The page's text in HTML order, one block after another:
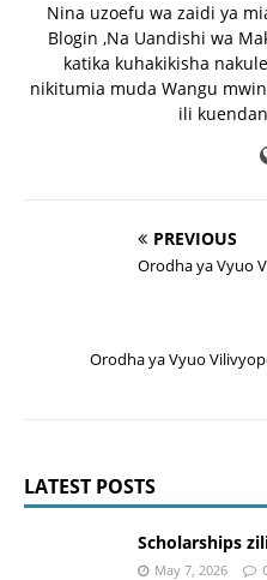
Nina uzoefu wa zaidi ya
Blogin ,Na Uandishi wa
katika kuhakikisha
nikitumia muda Wangu
ili
PREVIOUS
Orodha ya Vyuo
Orodha ya Vyuo
LATEST POSTS
Scholarships
May 7, 2026